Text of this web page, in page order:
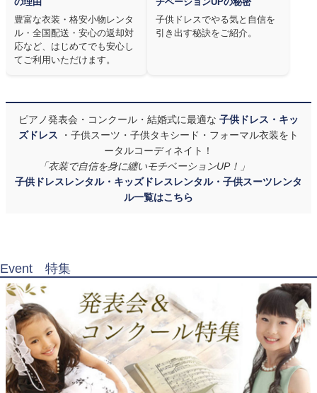
豊富な衣装・格安小物レンタ
ル・全国配送・安心の返却対
応など、はじめてでも安心し
てご利用いただけます。
子供ドレスでやる気と自信を
引き出す秘訣をご紹介。
ピアノ発表会・コンクール・結婚式に最適な 子供ドレス・キッ
ズドレス
・子供スーツ・子供タキシード・フォーマル衣装をト
ータルコーディネイト！
「衣装で自信を身に纏いモチベーションUP！」
子供ドレスレンタル・キッズドレスレンタル・子供スーツレンタ
ル一覧はこちら
Event 特集